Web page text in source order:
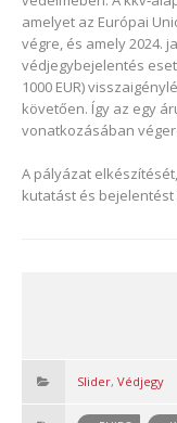
amelyet az Európai
végre, és amely 2024.
védjegybejelentés
1000 EUR)
követően. Így az egy
vonatkozásában
A pályázat
kutatást és
Slider, Védjegy